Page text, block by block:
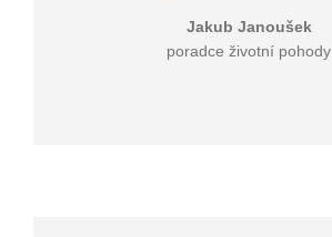
Jakub Janoušek
poradce životní pohody